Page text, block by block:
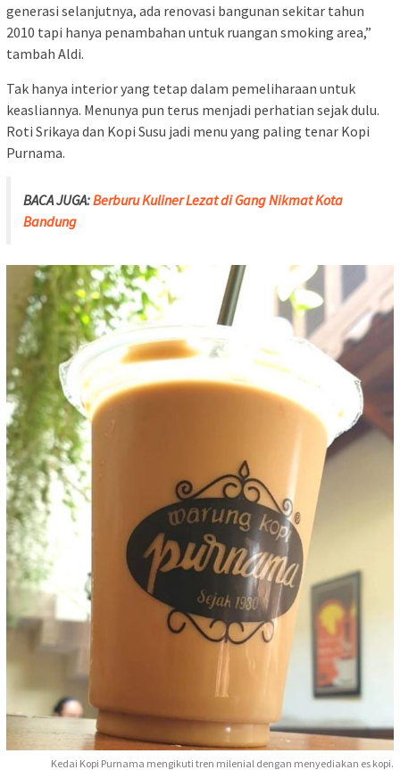
generasi selanjutnya, ada renovasi bangunan sekitar tahun
2010 tapi hanya penambahan untuk ruangan smoking area,”
tambah Aldi.
Tak hanya interior yang tetap dalam pemeliharaan untuk
keasliannya. Menunya pun terus menjadi perhatian sejak dulu.
Roti Srikaya dan Kopi Susu jadi menu yang paling tenar Kopi
Purnama.
BACA JUGA:Berburu Kuliner Lezat di Gang Nikmat Kota
Bandung
Kedai Kopi Purnama mengikuti tren milenial dengan menyediakan es kopi.